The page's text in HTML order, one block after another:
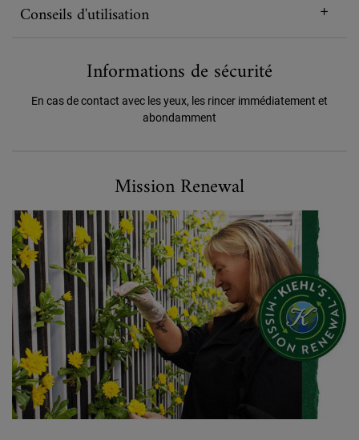
Conseils d'utilisation
Informations de sécurité
En cas de contact avec les yeux, les rincer immédiatement et
abondamment
Mission Renewal